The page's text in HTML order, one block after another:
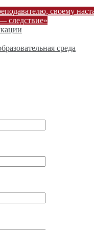
своему
следствие»
среда